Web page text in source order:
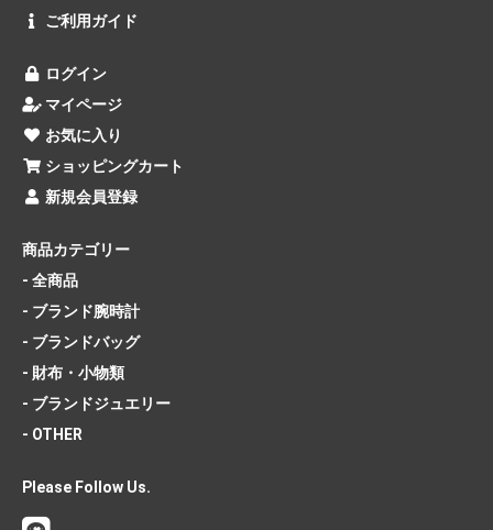
ご利用ガイド
ログイン
マイページ
お気に入り
ショッピングカート
新規会員登録
商品カテゴリー
- 全商品
- ブランド腕時計
- ブランドバッグ
- 財布・小物類
- ブランドジュエリー
- OTHER
Please Follow Us.